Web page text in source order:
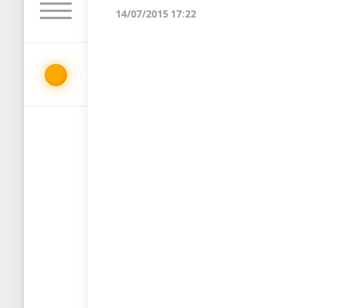
14/07/2015 17:22